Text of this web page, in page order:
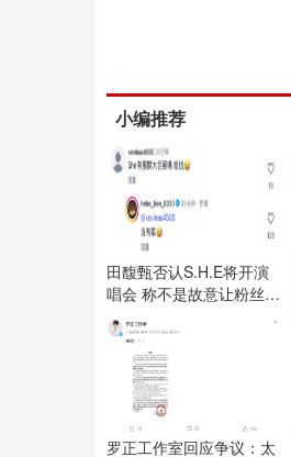
小编推荐
田馥甄否认S.H.E将开演
唱会 称不是故意让粉丝失
望
罗正工作室回应争议：太